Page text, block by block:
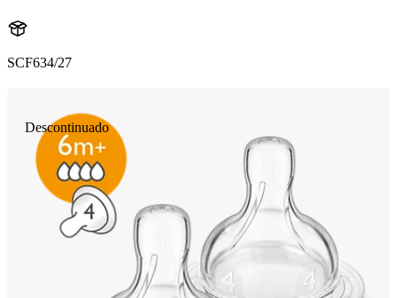
SCF634/27
Descontinuado